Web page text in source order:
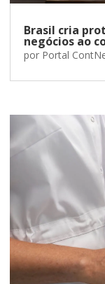
Brasil cria
negócios ao
por Portal